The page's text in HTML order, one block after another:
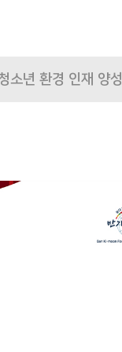
소년 환경 인재 양성